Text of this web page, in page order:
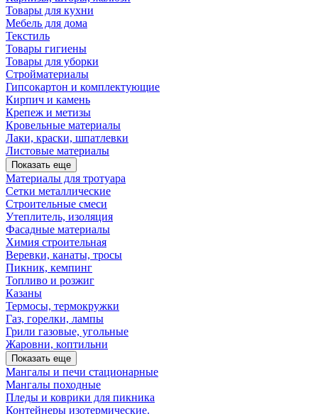
Товары для кухни
Мебель для дома
Текстиль
Товары гигиены
Товары для уборки
Стройматериалы
Гипсокартон и комплектующие
Кирпич и камень
Крепеж и метизы
Кровельные материалы
Лаки, краски, шпатлевки
Листовые материалы
Показать еще
Материалы для тротуара
Сетки металлические
Строительные смеси
Утеплитель, изоляция
Фасадные материалы
Химия строительная
Веревки, канаты, тросы
Пикник, кемпинг
Топливо и розжиг
Казаны
Термосы, термокружки
Газ, горелки, лампы
Грили газовые, угольные
Жаровни, коптильни
Показать еще
Мангалы и печи стационарные
Мангалы походные
Пледы и коврики для пикника
Контейнеры изотермические.